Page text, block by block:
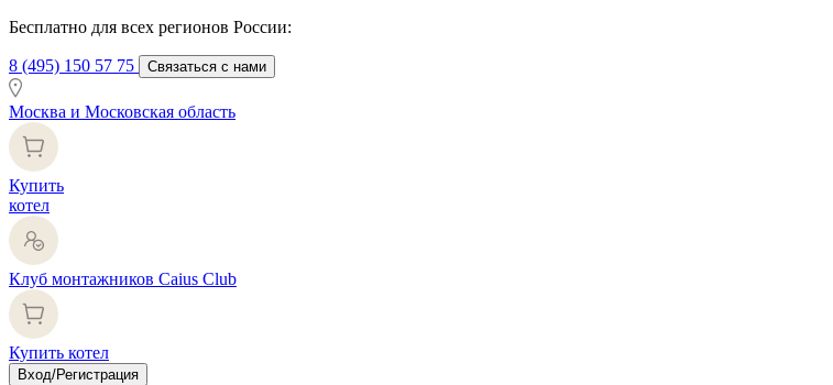
Бесплатно для всех регионов России:
8 (495) 150 57 75 Связаться с нами
Москва и Московская область
Купить
котел
Клуб монтажников Caius Club
Купить котел
Вход/Регистрация